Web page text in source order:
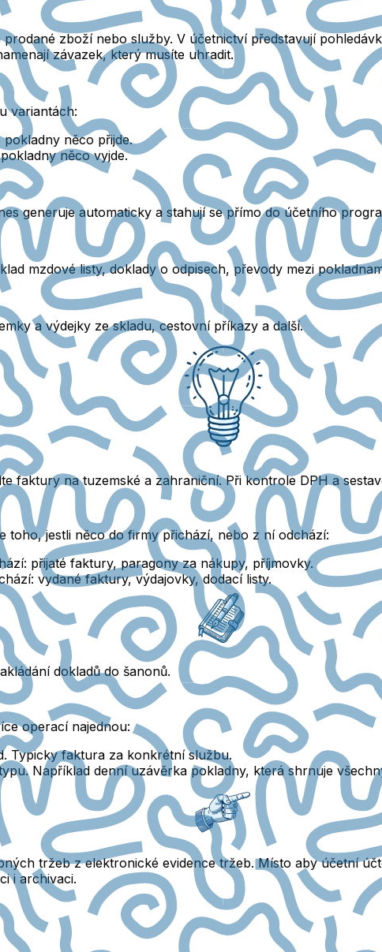
zboží nebo služby. V účetnictví představují
závazek, který musíte uhradit.
variantách:
něco přijde.
něco vyjde.
generuje automaticky a stahují se přímo do účetního
mzdové listy, doklady o odpisech, převody mezi
a výdejky ze skladu, cestovní příkazy a další.
faktury na tuzemské a zahraniční.Při kontrole DPH a
toho, jestli něco do firmy přichází, nebo z ní odchází:
přijaté faktury, paragony za nákupy, příjmovky.
vydané faktury, výdajovky, dodací listy.
dokladů do šanonů.
operací najednou:
Typicky faktura za konkrétní službu.
Například denní uzávěrka pokladny, která shrnuje
tržeb z elektronické evidence tržeb.Místo aby účetní
i archivaci.